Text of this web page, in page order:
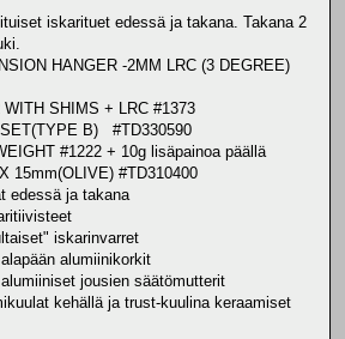
iskarituet edessä ja takana. Takana 2
HANGER -2MM LRC (3 DEGREE)
SHIMS + LRC #1373
B) #TD330590
#1222 + 10g lisäpainoa päällä
15mm(OLIVE) #TD310400
edessä ja takana
iskarinvarret
alumiinikorkit
jousien säätömutterit
kehällä ja trust-kuulina keraamiset